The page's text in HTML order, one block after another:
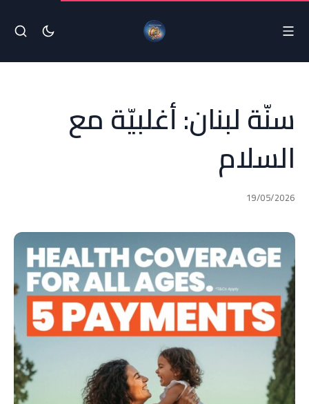
سنّة لبنان: أغلبيّة مع
السلام
19/05/2026